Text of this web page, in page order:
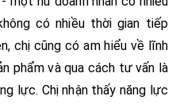
có nhiều thời gian tiếp
chị cũng có am hiểu về lĩnh
phẩm và qua cách tư vấn là
lực. Chị nhận thấy năng lực